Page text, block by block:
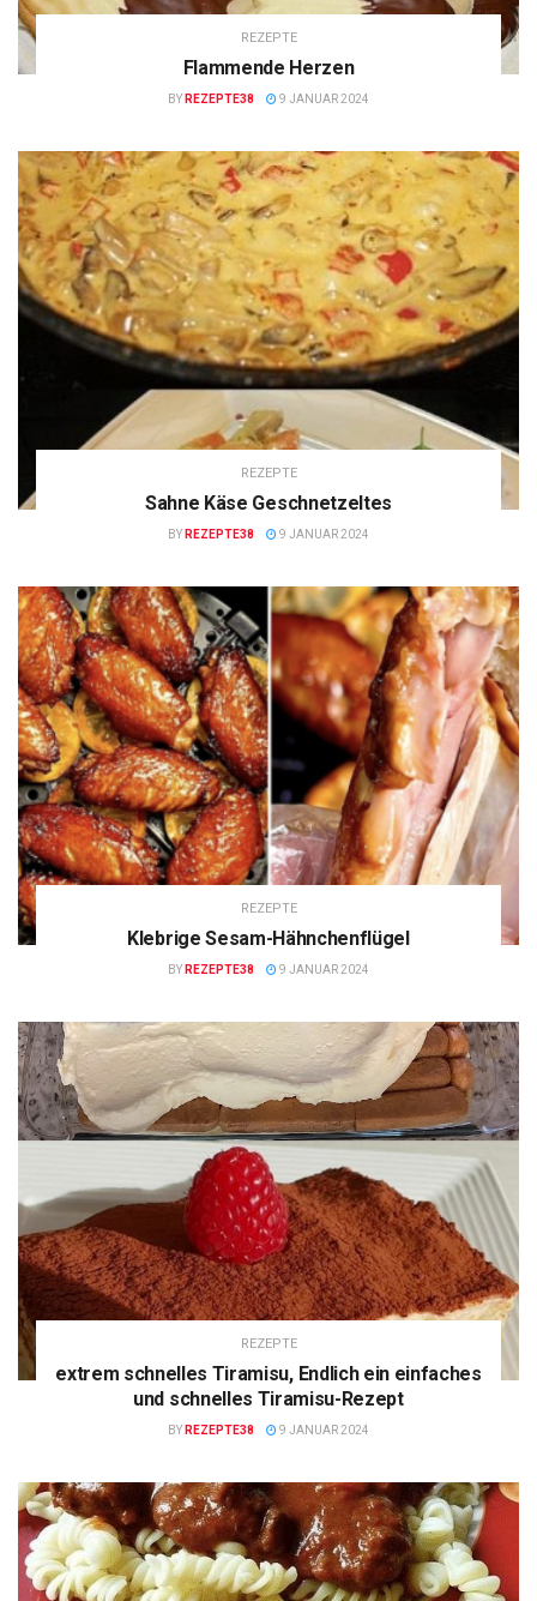
REZEPTE
Flammende Herzen
BY REZEPTE38 9 JANUAR 2024
REZEPTE
Sahne Käse Geschnetzeltes
BY REZEPTE38 9 JANUAR 2024
REZEPTE
Klebrige Sesam-Hähnchenflügel
BY REZEPTE38 9 JANUAR 2024
REZEPTE
extrem schnelles Tiramisu, Endlich ein einfaches
und schnelles Tiramisu-Rezept
BY REZEPTE38 9 JANUAR 2024